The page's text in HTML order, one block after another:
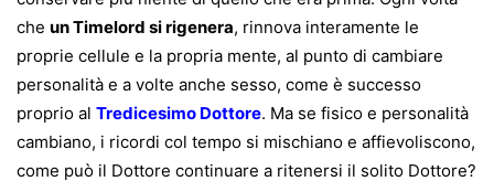
che un Timelord si rigenera, rinnova interamente le
proprie cellule e la propria mente, al punto di cambiare
personalità e a volte anche sesso, come è successo
proprio al Tredicesimo Dottore. Ma se fisico e personalità
cambiano, i ricordi col tempo si mischiano e affievoliscono,
come può il Dottore continuare a ritenersi il solito Dottore?